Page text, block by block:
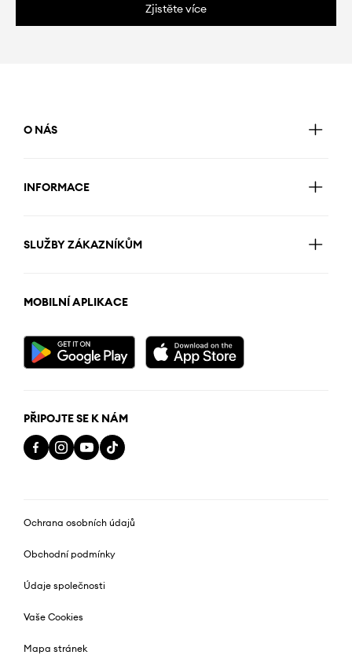
Zjistěte více
O NÁS
INFORMACE
SLUŽBY ZÁKAZNÍKŮM
MOBILNÍ APLIKACE
PŘIPOJTE SE K NÁM
Ochrana osobních údajů
Obchodní podmínky
Údaje společnosti
Vaše Cookies
Mapa stránek